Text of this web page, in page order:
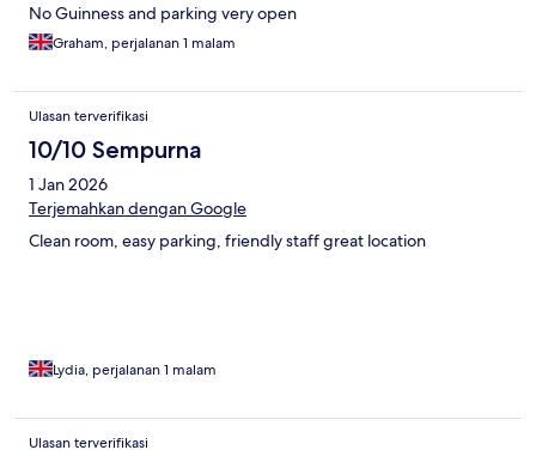
No Guinness and parking very open
Graham, perjalanan 1 malam
Ulasan terverifikasi
10/10 Sempurna
1 Jan 2026
Terjemahkan dengan Google
Clean room, easy parking, friendly staff great location
Lydia, perjalanan 1 malam
Ulasan terverifikasi